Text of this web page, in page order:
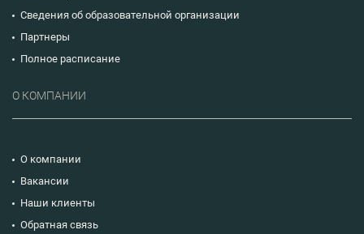
Сведения об образовательной организации
Партнеры
Полное расписание
О КОМПАНИИ
О компании
Вакансии
Наши клиенты
Обратная связь